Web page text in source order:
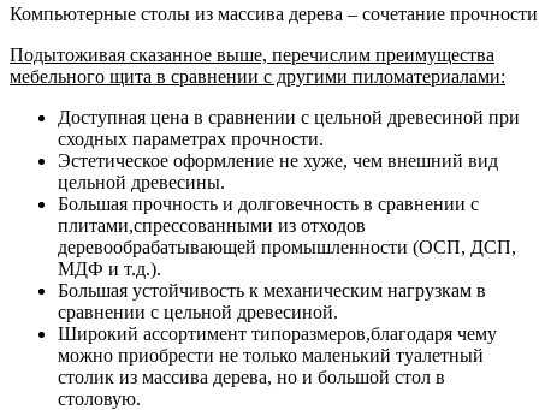
Компьютерные столы из массива дерева – сочетание
Подытоживая сказанное выше, перечислим преимущества
мебельного щита в сравнении с другими пиломатериалами:
Доступная цена в сравнении с цельной древесиной при
сходных параметрах прочности.
Эстетическое оформление не хуже, чем внешний вид
цельной древесины.
Большая прочность и долговечность в сравнении с
плитами,спрессованными из отходов
деревообрабатывающей промышленности (ОСП, ДСП,
МДФ и т.д.).
Большая устойчивость к механическим нагрузкам в
сравнении с цельной древесиной.
Широкий ассортимент типоразмеров,благодаря чему
можно приобрести не только маленький туалетный
столик из массива дерева, но и большой стол в
столовую.